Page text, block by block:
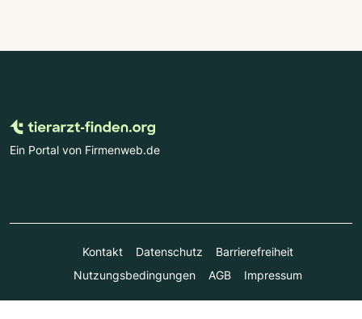
Ein Portal von Firmenweb.de
Kontakt Datenschutz
Barrierefreiheit
Nutzungsbedingungen
AGB Impressum